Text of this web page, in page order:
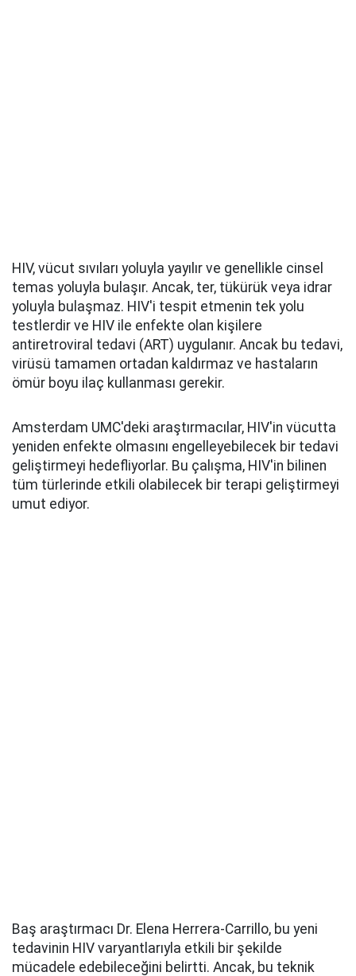
HIV, vücut sıvıları yoluyla yayılır ve genellikle cinsel
temas yoluyla bulaşır. Ancak, ter, tükürük veya idrar
yoluyla bulaşmaz. HIV'i tespit etmenin tek yolu
testlerdir ve HIV ile enfekte olan kişilere
antiretroviral tedavi (ART) uygulanır. Ancak bu tedavi,
virüsü tamamen ortadan kaldırmaz ve hastaların
ömür boyu ilaç kullanması gerekir.
Amsterdam UMC'deki araştırmacılar, HIV'in vücutta
yeniden enfekte olmasını engelleyebilecek bir tedavi
geliştirmeyi hedefliyorlar. Bu çalışma, HIV'in bilinen
tüm türlerinde etkili olabilecek bir terapi geliştirmeyi
umut ediyor.
Baş araştırmacı Dr. Elena Herrera-Carrillo, bu yeni
tedavinin HIV varyantlarıyla etkili bir şekilde
mücadele edebileceğini belirtti. Ancak, bu teknik